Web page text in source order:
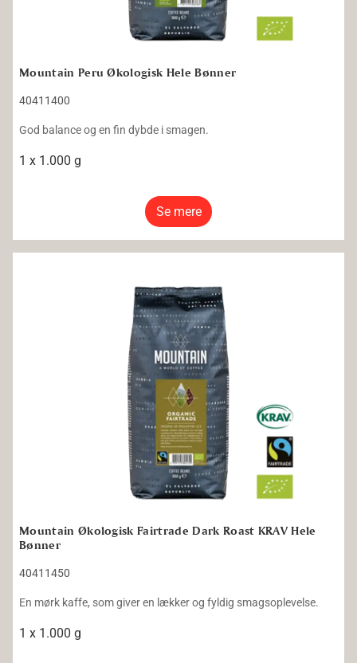
Mountain Peru Økologisk Hele Bønner
40411400
God balance og en fin dybde i smagen.
1 x 1.000 g
Se mere
Mountain Økologisk Fairtrade Dark Roast KRAV Hele
Bønner
40411450
En mørk kaffe, som giver en lækker og fyldig smagsoplevelse.
1 x 1.000 g